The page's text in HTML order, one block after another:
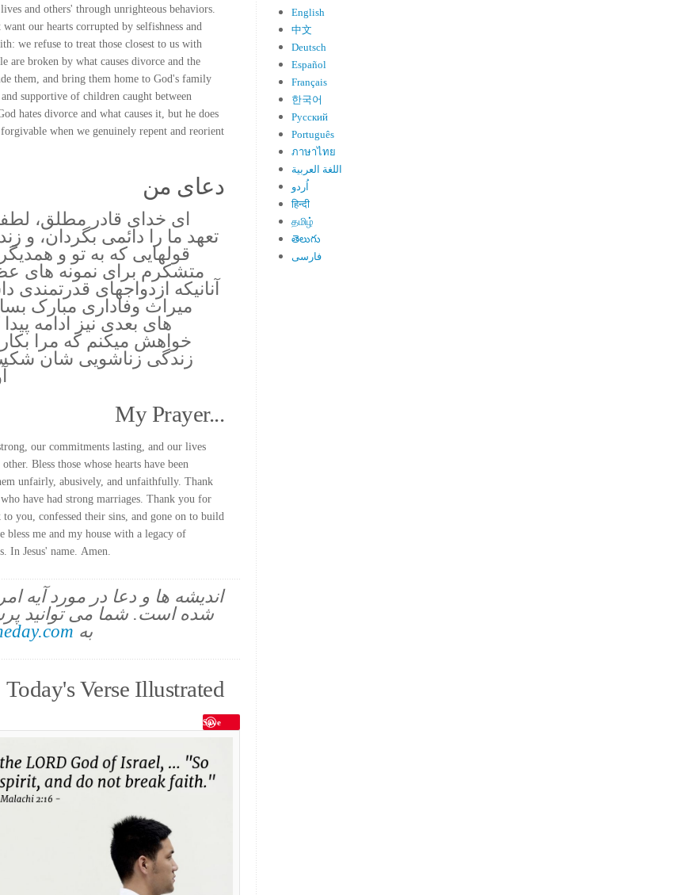
and others' through unrighteous behaviors.
our hearts corrupted by selfishness and
we refuse to treat those closest to us with
are broken by what causes divorce and the
them, and bring them home to God's family
supportive of children caught between
hates divorce and what causes it, but he does
when we genuinely repent and reorient
دعای من
ای خدای قادر مطلق،
تعهد ما را دائمی بگردان، و
قولهایی که به تو و
متشکرم برای نمونه های
آنانیکه ازدواجهای قدرتمندی
میراث وفاداری مبارک
های بعدی نیز ادامه
خواهش میکنم که مرا
زندگی زناشویی شان
My Prayer...
our commitments lasting, and our lives
Bless those whose hearts have been
unfairly, abusively, and unfaithfully. Thank
have had strong marriages. Thank you for
you, confessed their sins, and gone on to build
bless me and my house with a legacy of
In Jesus' name. Amen.
اندیشه ها و دعا در مورد آیه
شده است. شما می توانید
به
Today's Verse Illustrated
Save
English
中文
Deutsch
Español
Français
한국어
Русский
Português
ภาษาไทย
اللغة العربية
اُردو
हिन्दी
தமிழ்
తెలుగు
فارسی